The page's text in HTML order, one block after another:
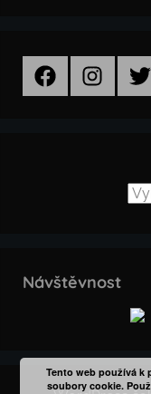
FacebookInstagram
Návštěvnost
Tento web používá k
soubory cookie.